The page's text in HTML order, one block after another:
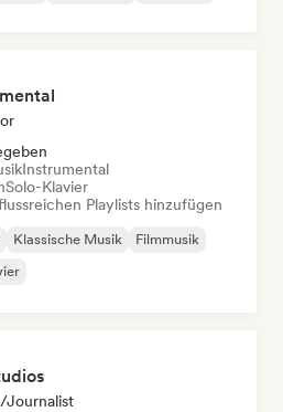
Instrumental
Solo-Klavier
Playlists hinzufügen
Klassische Musik
Filmmusik
Journalist